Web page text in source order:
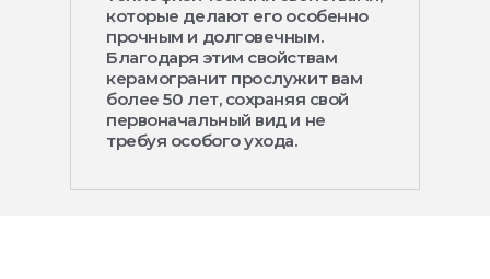
которые делают его особенно
прочным и долговечным.
Благодаря этим свойствам
керамогранит прослужит вам
более 50 лет, сохраняя свой
первоначальный вид и не
требуя особого ухода.